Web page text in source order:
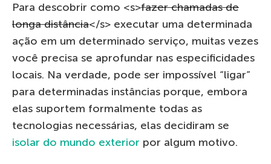
Para descobrir como <s>fazer chamadas de
longa distância</s> executar uma determinada
ação em um determinado serviço, muitas vezes
você precisa se aprofundar nas especificidades
locais. Na verdade, pode ser impossível “ligar”
para determinadas instâncias porque, embora
elas suportem formalmente todas as
tecnologias necessárias, elas decidiram se
isolar do mundo exterior por algum motivo.